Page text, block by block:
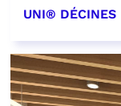
UNI® DÉCINES
EN SAVOIR PLUS